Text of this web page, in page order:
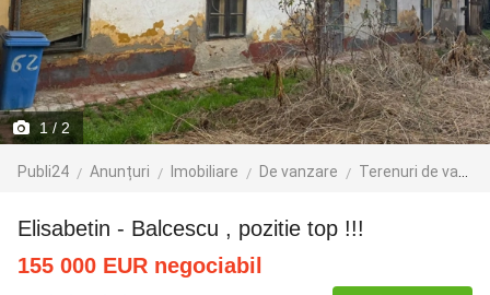
1/ 2
Publi24 Anunțuri Imobiliare De vanzare Terenuri de vanzare
Elisabetin - Balcescu , pozitie top !!!
155 000 EUR negociabil